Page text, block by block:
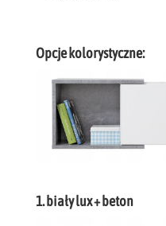
Opcje kolorystyczne:
1. biały lux + beton